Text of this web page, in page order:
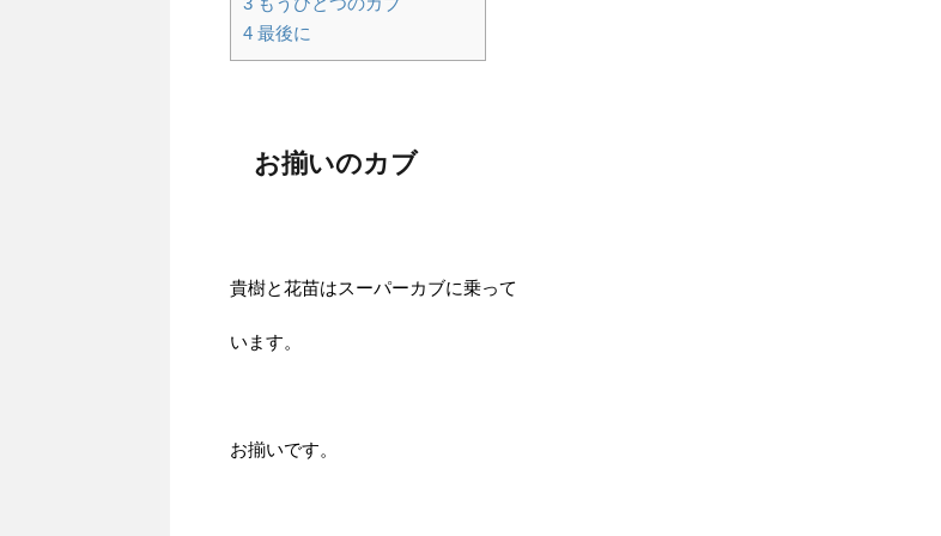
4 最後に
お揃いのカブ
貴樹と花苗はスーパーカブに乗って
います。
お揃いです。